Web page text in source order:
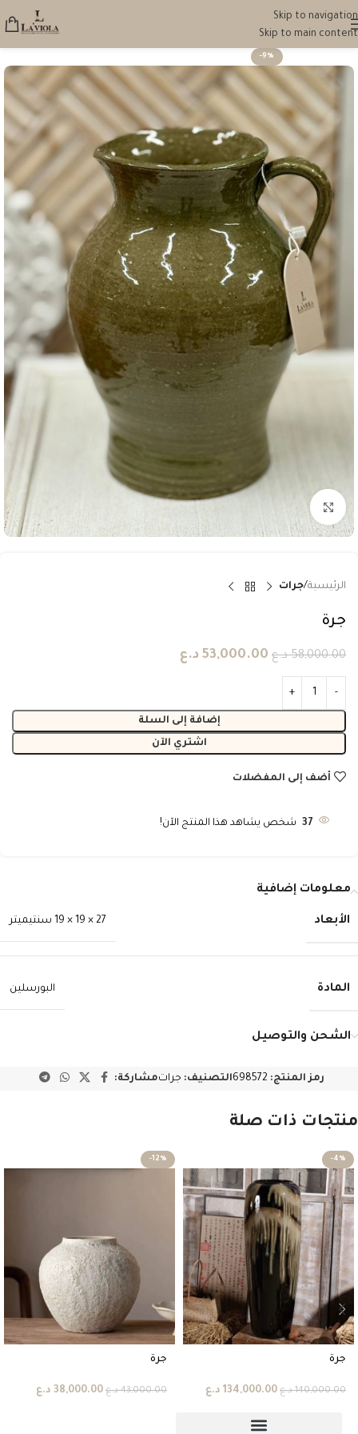
Skip to navigation
Skip to main content
-9%
الرئيسية جرات
جرة
58,000.00 د.ع 53,000.00 د.ع
إضافة إلى السلة
اشتري الآن
أضف إلى المفضلات
37 شخص يشاهد هذا المنتج الآن!
معلومات إضافية
الأبعاد 27 × 19 × 19 سنتيميتر
المادة البورسلين
الشحن والتوصيل
رمز المنتج: 698572التصنيف: جراتمشاركة:
منتجات ذات صلة
-4%
جرة
140,000.00 د.ع 134,000.00 د.ع
-12%
جرة
43,000.00 د.ع 38,000.00 د.ع